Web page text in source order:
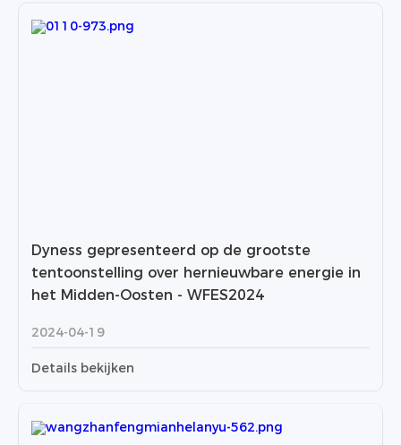
Dyness gepresenteerd op de grootste
tentoonstelling over hernieuwbare energie in
het Midden-Oosten - WFES2024
2024-04-19
Details bekijken